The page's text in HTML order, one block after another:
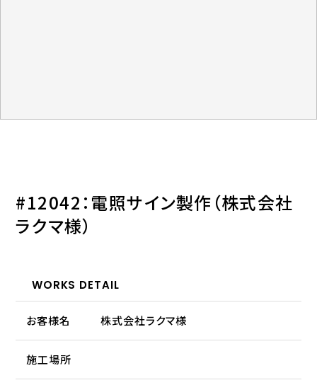
#12042：電照サイン製作（株式会社
ラクマ様）
WORKS DETAIL
お客様名 株式会社ラクマ様
施工場所